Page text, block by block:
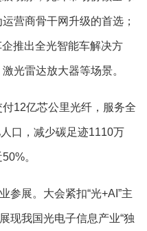
营商骨干网升级的首选；
推出全光智能车解决方
光雷达放大器等场景。
12亿芯公里光纤，服务全
口，减少碳足迹1110万
。
参展。大会紧扣“光+AI”主
现我国光电子信息产业“独